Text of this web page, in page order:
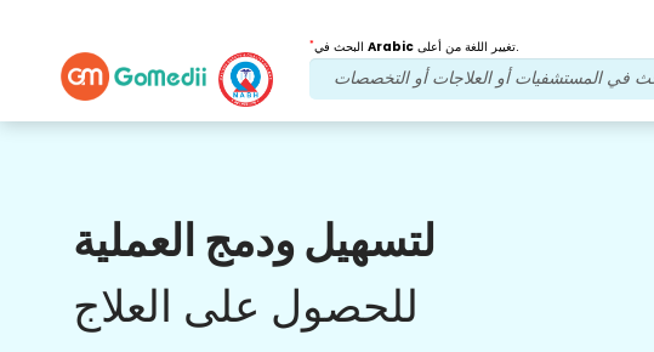
* Arabic تغيير اللغة من أعلى.
لتسهيل ودمج العملية
للحصول على العلاج
بعد العلاجمتابعة الرعاية
احصل على دعم طبي ودعم للمرضى على مدار
الساعة طوال أيام الأسبوع مع فريقنا الذي يعالج